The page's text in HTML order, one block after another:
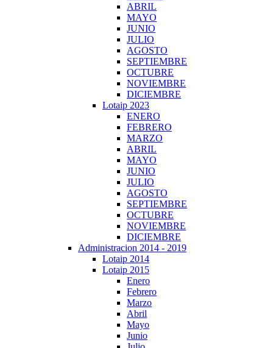
ABRIL
MAYO
JUNIO
JULIO
AGOSTO
SEPTIEMBRE
OCTUBRE
NOVIEMBRE
DICIEMBRE
Lotaip 2023
ENERO
FEBRERO
MARZO
ABRIL
MAYO
JUNIO
JULIO
AGOSTO
SEPTIEMBRE
OCTUBRE
NOVIEMBRE
DICIEMBRE
Administracion 2014 - 2019
Lotaip 2014
Lotaip 2015
Enero
Febrero
Marzo
Abril
Mayo
Junio